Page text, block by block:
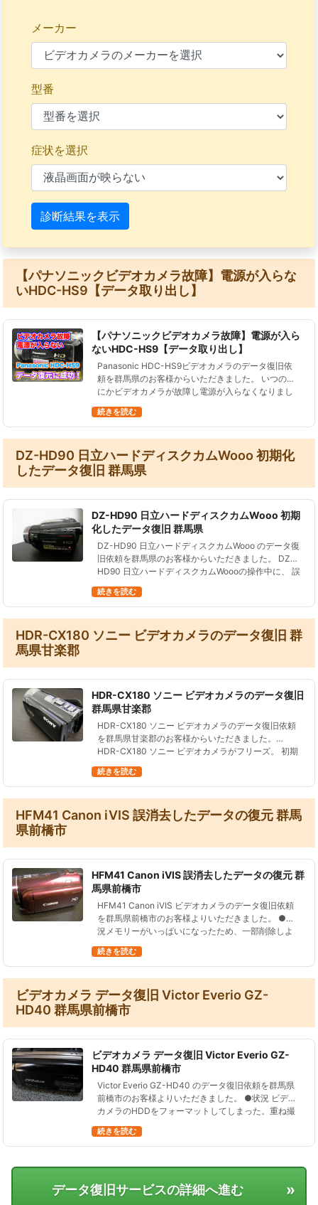
メーカー
型番
症状を選択
診断結果を表示
【パナソニックビデオカメラ故障】電源が入らな
いHDC-HS9【データ取り出し】
【パナソニックビデオカメラ故障】電源が入ら
ないHDC-HS9【データ取り出し】
Panasonic HDC-HS9ビデオカメラのデータ復旧依
頼を群馬県のお客様からいただきました。 いつの間
にかビデオカメラが故障し電源が入らなくなりまし
っているので、取り…
続きを読む
DZ-HD90 日立ハードディスクカムWooo 初期化
したデータ復旧 群馬県
DZ-HD90 日立ハードディスクカムWooo 初期
化したデータ復旧 群馬県
DZ-HD90 日立ハードディスクカムWooo のデータ復
旧依頼を群馬県のお客様からいただきました。 DZ-
HD90 日立ハードディスクカムWoooの操作中に、 誤
近く上書…
続きを読む
HDR-CX180 ソニー ビデオカメラのデータ復旧 群
馬県甘楽郡
HDR-CX180 ソニー ビデオカメラのデータ復旧
群馬県甘楽郡
HDR-CX180 ソニー ビデオカメラのデータ復旧依頼
を群馬県甘楽郡のお客様からいただきました。
HDR-CX180 ソニー ビデオカメラがフリーズ。 初期
りに出してみた…
続きを読む
HFM41 Canon iVIS 誤消去したデータの復元 群馬
県前橋市
HFM41 Canon iVIS 誤消去したデータの復元 群
馬県前橋市
HFM41 Canon iVIS ビデオカメラのデータ復旧依頼
を群馬県前橋市のお客様よりいただきました。 ●状
況メモリーがいっぱいになったため、一部削除しよ
たが、９割ほど消え…
続きを読む
ビデオカメラ データ復旧 Victor Everio GZ-
HD40 群馬県前橋市
ビデオカメラ データ復旧 Victor Everio GZ-
HD40 群馬県前橋市
Victor Everio GZ-HD40 のデータ復旧依頼を群馬県
前橋市のお客様よりいただきました。 ●状況 ビデオ
カメラのHDDをフォーマットしてしまった。重ね撮
できな…
続きを読む
データ復旧サービスの詳細へ進む »